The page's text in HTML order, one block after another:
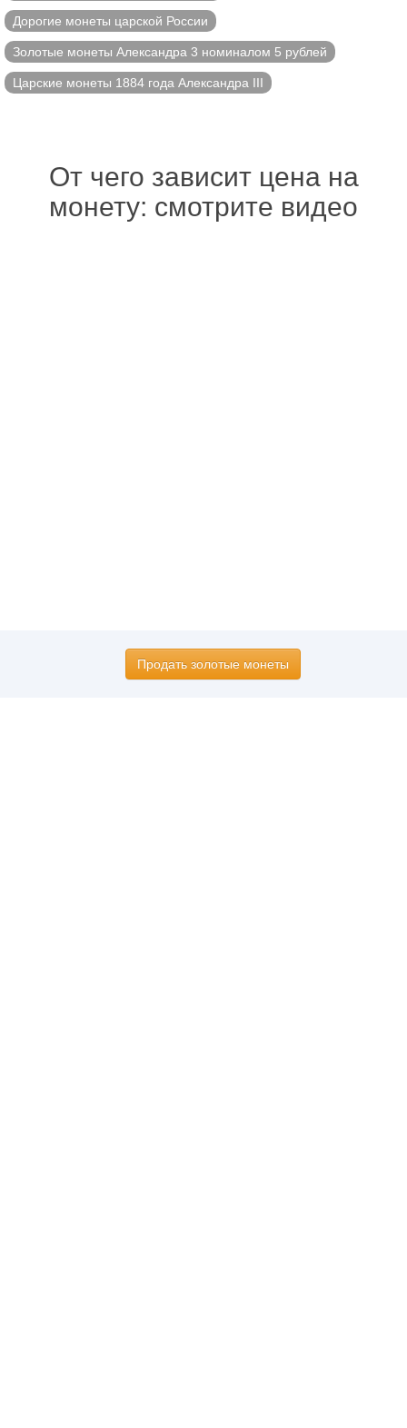
Дорогие монеты царской России
Золотые монеты Александра 3 номиналом 5 рублей
Царские монеты 1884 года Александра III
От чего зависит цена на
монету: смотрите видео
Продать золотые монеты